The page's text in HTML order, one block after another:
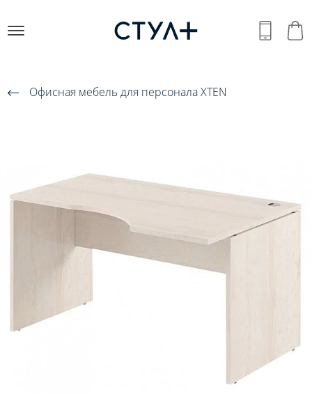
Офисная мебель для персонала XTEN